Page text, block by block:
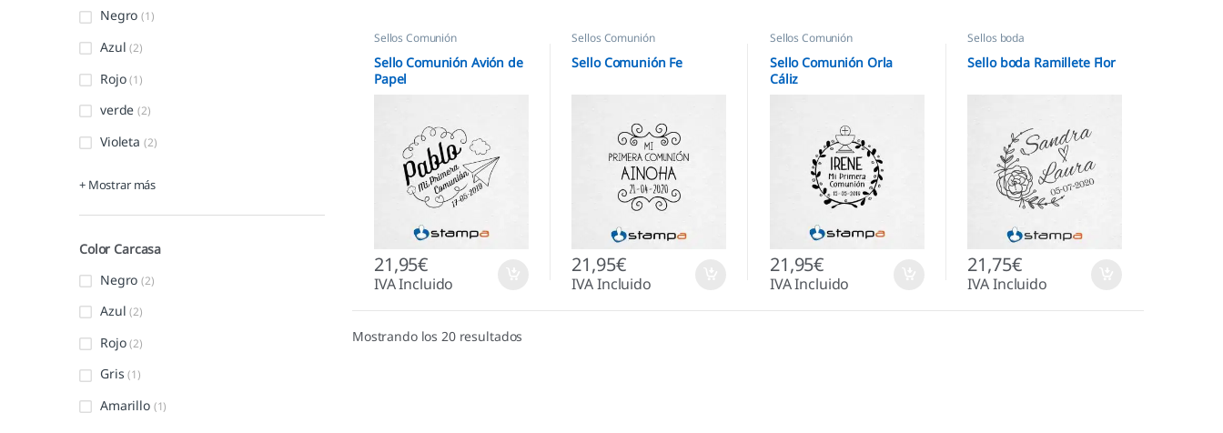
Sellos Comunión
Sello Comunión Avión de
Papel
21,95€
IVA Incluido
Sellos Comunión
Sello Comunión Fe
21,95€
IVA Incluido
Sellos Comunión
Sello Comunión Orla
Cáliz
21,95€
IVA Incluido
Sellos boda
Sello boda Ramillete Flor
21,75€
IVA Incluido
Mostrando los 20 resultados
Negro (1)
Azul (2)
Rojo (1)
verde (2)
Violeta (2)
+ Mostrar más
Color Carcasa
Negro (2)
Azul (2)
Rojo (2)
Gris (1)
Amarillo (1)